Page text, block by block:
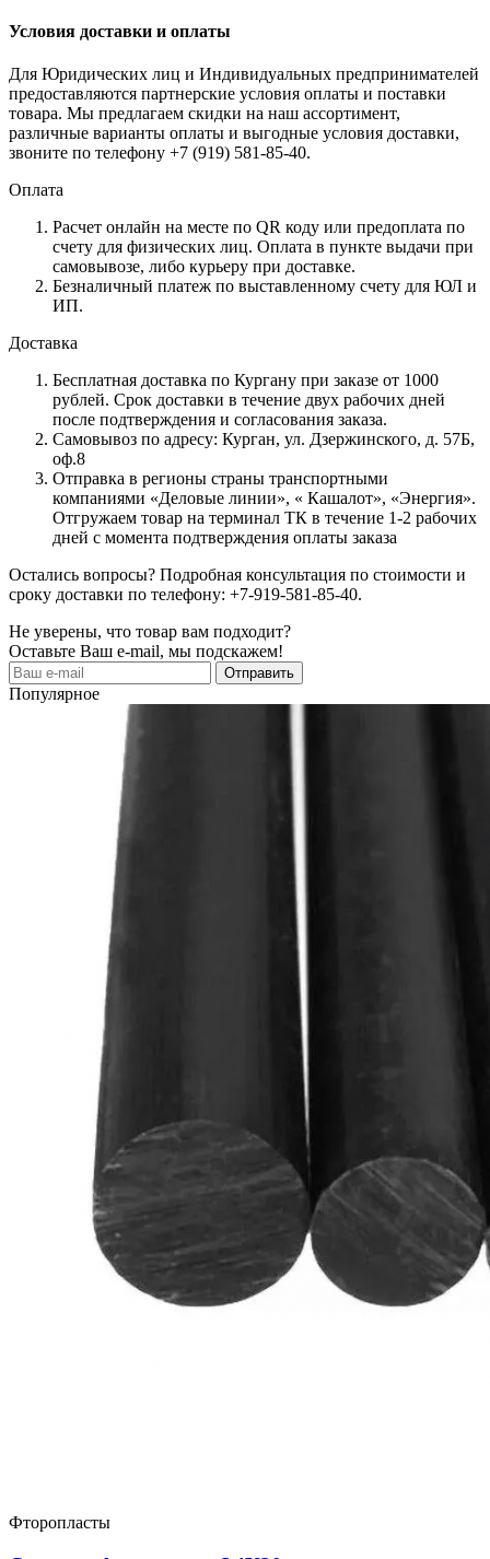
Условия доставки и оплаты
Для Юридических лиц и Индивидуальных предпринимателей
предоставляются партнерские условия оплаты и поставки
товара. Мы предлагаем скидки на наш ассортимент,
различные варианты оплаты и выгодные условия доставки,
звоните по телефону +7 (919) 581-85-40.
Оплата
Расчет онлайн на месте по QR коду или предоплата по
счету для физических лиц. Оплата в пункте выдачи при
самовывозе, либо курьеру при доставке.
Безналичный платеж по выставленному счету для ЮЛ и
ИП.
Доставка
Бесплатная доставка по Кургану при заказе от 1000
рублей. Срок доставки в течение двух рабочих дней
после подтверждения и согласования заказа.
Самовывоз по адресу: Курган, ул. Дзержинского, д. 57Б,
оф.8
Отправка в регионы страны транспортными
компаниями «Деловые линии», « Кашалот», «Энергия».
Отгружаем товар на терминал ТК в течение 1-2 рабочих
дней с момента подтверждения оплаты заказа
Остались вопросы? Подробная консультация по стоимости и
сроку доставки по телефону: +7-919-581-85-40.
Не уверены, что товар вам подходит?
Оставьте Ваш e-mail, мы подскажем!
Популярное
Фторопласты